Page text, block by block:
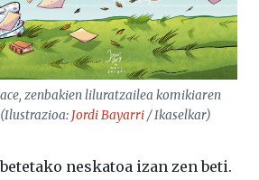
zenbakien liluratzailea komikiaren
Jordi Bayarri/ Ikaselkar)
neskatoa izan zen beti.